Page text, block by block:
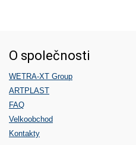
O společnosti
WETRA-XT Group
ARTPLAST
FAQ
Velkoobchod
Kontakty